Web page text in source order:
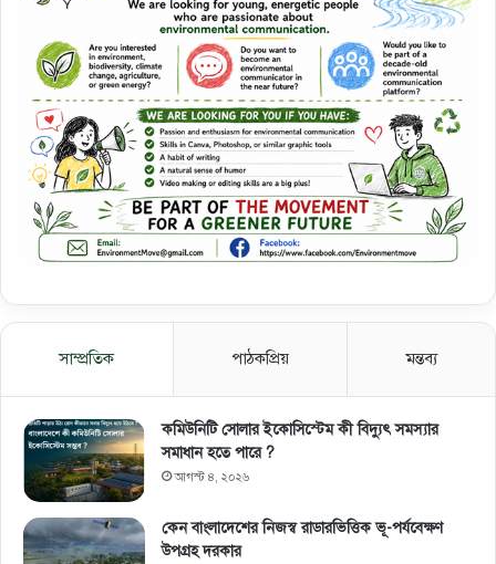
সাম্প্রতিক পাঠকপ্রিয় মন্তব্য
কমিউনিটি সোলার ইকোসিস্টেম কী বিদ্যুৎ সমস্যার
সমাধান হতে পারে ?
আগস্ট ৪, ২০২৬
কেন বাংলাদেশের নিজস্ব রাডারভিত্তিক ভূ-পর্যবেক্ষণ
উপগ্রহ দরকার